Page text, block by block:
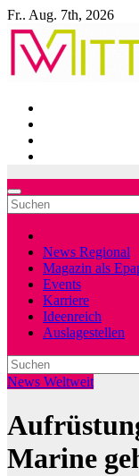
Zum
Inhalt
springen
Fr.. Aug. 7th, 2026
News Regional
Magazin als
Events
Karriere
Ideenreich
Auslagestellen
News Weltweit
Marine